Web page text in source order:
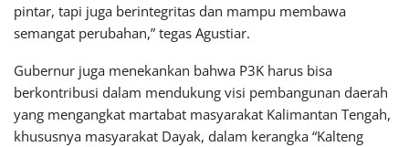
pintar, tapi juga berintegritas dan mampu membawa
semangat perubahan,” tegas Agustiar.
Gubernur juga menekankan bahwa P3K harus bisa
berkontribusi dalam mendukung visi pembangunan daerah
yang mengangkat martabat masyarakat Kalimantan Tengah,
khususnya masyarakat Dayak, dalam kerangka “Kalteng